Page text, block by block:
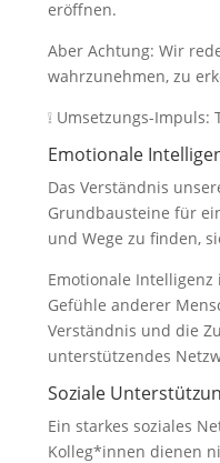
eröffnen.
Aber Achtung: Wir
wahrzunehmen, zu
❕ Umsetzungs-
Emotionale
Das Verständnis
Grundbausteine für
und Wege zu finden,
Emotionale
Gefühle anderer
Verständnis und die
unterstützendes
Soziale
Ein starkes soziales
Kolleg*innen dienen